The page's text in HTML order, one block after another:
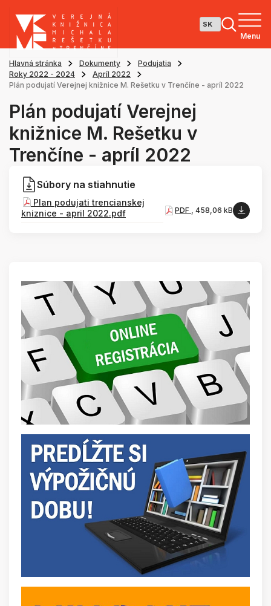
Menu
Hlavná stránka Dokumenty
Podujatia
Roky 2022 - 2024
Apríl 2022
Plán podujatí Verejnej knižnice M. Rešetku v Trenčíne - apríl 2022
Plán podujatí Verejnej
knižnice M. Rešetku v
Trenčíne - apríl 2022
Súbory na stiahnutie
Plan podujati trencianskej
kniznice - april 2022.pdf
PDF , 458,06 kB